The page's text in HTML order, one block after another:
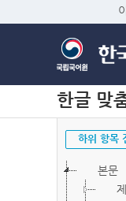
한글 맞
하위 항목
본문